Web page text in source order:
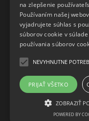
Prepnúť
Copyright
Tvorba
na zlepšenie
Používaním našej
vyjadrujete súhlas s
súborov cookie v
používania súborov
NEVYHNUTNE
PRIJAŤ VŠETKO
ZOBRAZIŤ
POWERED BY